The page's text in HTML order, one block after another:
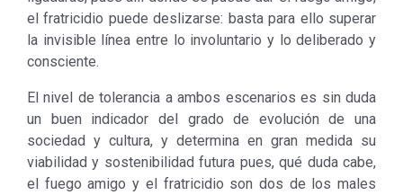
el fratricidio puede deslizarse: basta para ello superar
la invisible línea entre lo involuntario y lo deliberado y
consciente.
El nivel de tolerancia a ambos escenarios es sin duda
un buen indicador del grado de evolución de una
sociedad y cultura, y determina en gran medida su
viabilidad y sostenibilidad futura pues, qué duda cabe,
el fuego amigo y el fratricidio son dos de los males